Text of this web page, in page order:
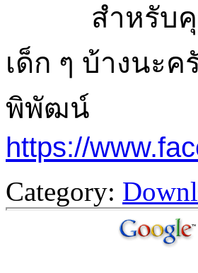
สำหรับ
เด็ก ๆ บ้างนะค
พิพัฒน์
https://
Category: